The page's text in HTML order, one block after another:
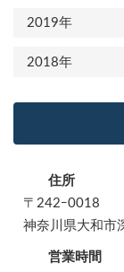
2019年
2018年
住所
〒242ｰ0018
神奈川県大和市
営業時間